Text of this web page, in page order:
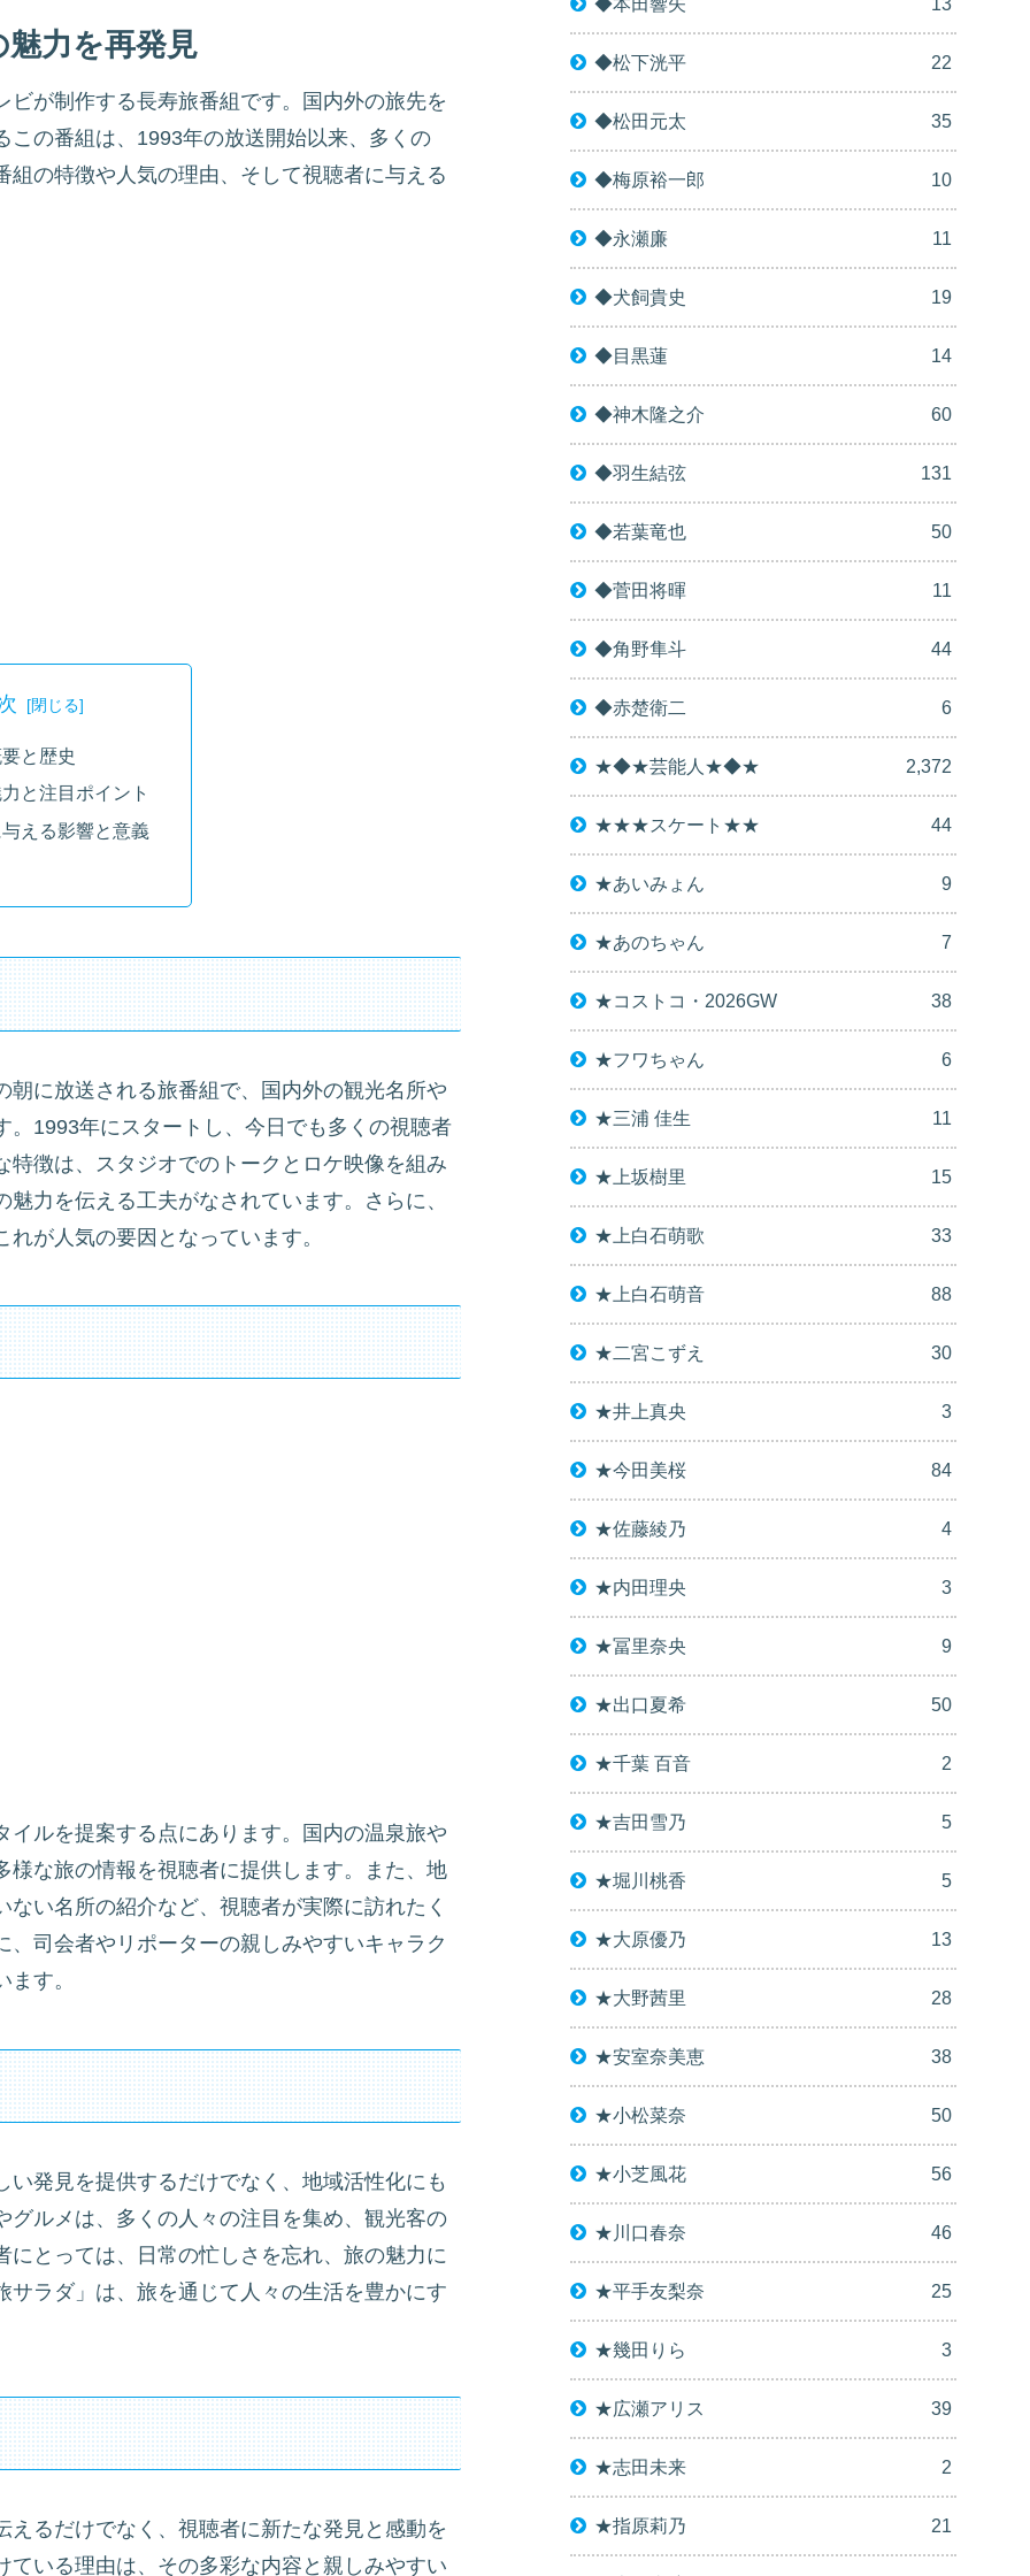
力を再発見
が制作する長寿旅番組です。国内外の旅先を
の番組は、1993年の放送開始以来、多くの
の特徴や人気の理由、そして視聴者に与える
と歴史
と注目ポイント
える影響と意義
に放送される旅番組で、国内外の観光名所や
1993年にスタートし、今日でも多くの視聴者
徴は、スタジオでのトークとロケ映像を組み
力を伝える工夫がなされています。さらに、
が人気の要因となっています。
ルを提案する点にあります。国内の温泉旅や
な旅の情報を視聴者に提供します。また、地
い名所の紹介など、視聴者が実際に訪れたく
司会者やリポーターの親しみやすいキャラク
す。
発見を提供するだけでなく、地域活性化にも
ルメは、多くの人々の注目を集め、観光客の
とっては、日常の忙しさを忘れ、旅の魅力に
ラダ」は、旅を通じて人々の生活を豊かにす
るだけでなく、視聴者に新たな発見と感動を
いる理由は、その多彩な内容と親しみやすい
◆松下洸平 22
◆松田元太 35
◆梅原裕一郎 10
◆永瀬廉 11
◆犬飼貴史 19
◆目黒蓮 14
◆神木隆之介 60
◆羽生結弦 131
◆若葉竜也 50
◆菅田将暉 11
◆角野隼斗 44
◆赤楚衛二 6
★◆★芸能人★◆★ 2,372
★★★スケート★★ 44
★あいみょん 9
★あのちゃん 7
★コストコ・2026GW 38
★フワちゃん 6
★三浦 佳生 11
★上坂樹里 15
★上白石萌歌 33
★上白石萌音 88
★二宮こずえ 30
★井上真央 3
★今田美桜 84
★佐藤綾乃 4
★内田理央 3
★冨里奈央 9
★出口夏希 50
★千葉 百音 2
★吉田雪乃 5
★堀川桃香 5
★大原優乃 13
★大野茜里 28
★安室奈美恵 38
★小松菜奈 50
★小芝風花 56
★川口春奈 46
★平手友梨奈 25
★幾田りら 3
★広瀬アリス 39
★志田未来 2
★指原莉乃 21